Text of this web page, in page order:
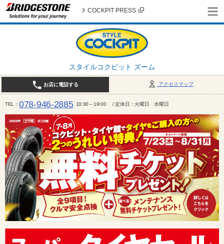
スタイルコクピット ズーム
COCKPIT PRESS
アクセスマップ
お店に電話する
TEL 078-946-2885 10:30～19:00 / 定休日：火曜日 水曜日